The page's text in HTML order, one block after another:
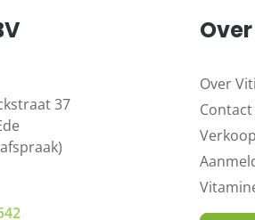
37
Over
Contact